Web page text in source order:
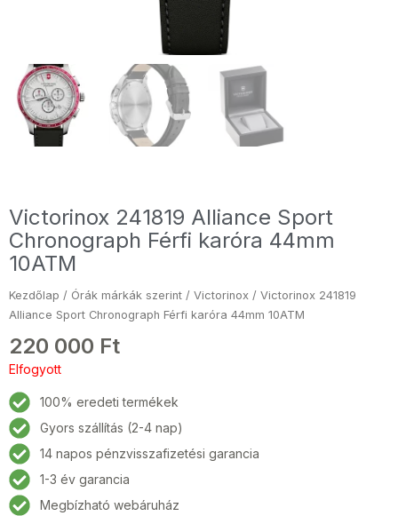
Victorinox 241819 Alliance Sport
Chronograph Férfi karóra 44mm
10ATM
Kezdőlap / Órák márkák szerint / Victorinox / Victorinox 241819
Alliance Sport Chronograph Férfi karóra 44mm 10ATM
220 000 Ft
Elfogyott
100% eredeti termékek
Gyors szállítás (2-4 nap)
14 napos pénzvisszafizetési garancia
1-3 év garancia
Megbízható webáruház